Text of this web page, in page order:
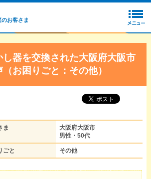
のお客さま
器を交換された大阪府大阪市
お困りごと：その他）
ま
大阪府大阪市
男性・50代
ごと その他